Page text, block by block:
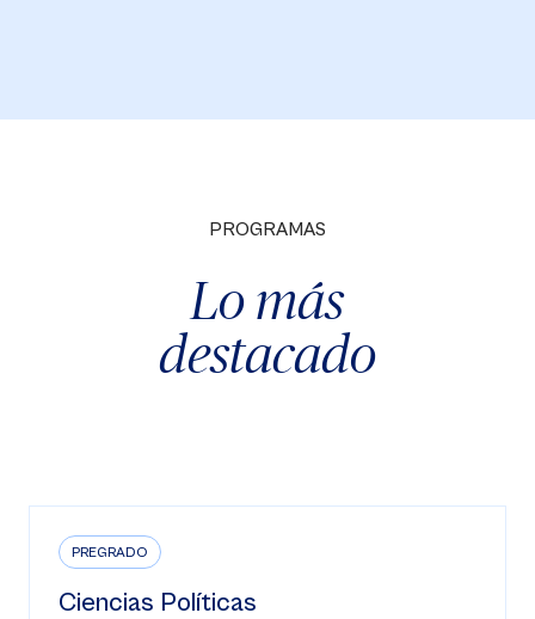
PROGRAMAS
Lo más
destacado
PREGRADO
Ciencias Políticas